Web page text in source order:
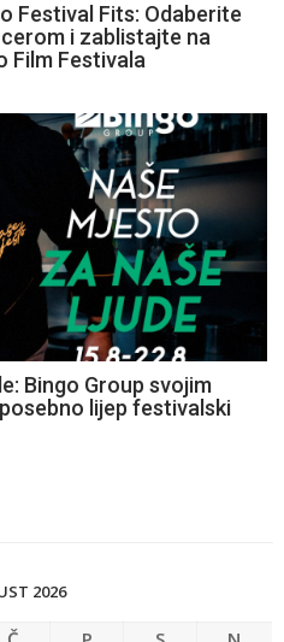
Festival Fits: Odaberite
i zablistajte na
Film Festivala
Bingo Group svojim
lijep festivalski
2026